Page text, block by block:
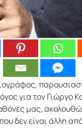
για τον Γιώργο
μας,
δεν είναι άλλη